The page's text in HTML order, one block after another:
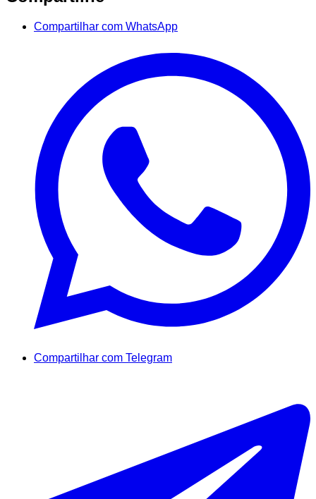
Compartilhar com WhatsApp
Compartilhar com Telegram